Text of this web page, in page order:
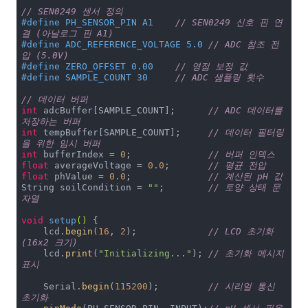
// SEN0249 센서 정의
#define PH_SENSOR_PIN A1
// SEN0249 신호 핀 연
결 (아날로그 핀 A1)
#define ADC_REFERENCE_VOLTAGE 5.0
// ADC 참조 전
압 (5.0V)
#define ZERO_OFFSET 0.00
// 영점 보정 값
#define SAMPLE_COUNT 30 // ADC 샘플링 횟수
// 데이터 버퍼
int adcBuffer[SAMPLE_COUNT];
// ADC 데이터를
저장하는 버퍼
int tempBuffer[SAMPLE_COUNT];
// 데이터 필터링
을 위한 임시 버퍼
int bufferIndex = 0 ;
// 버퍼 인덱스
float averageVoltage = 0.0 ;
// 평균 전압
float phValue = 0.0 ;
// 계산된 pH 값
String soilCondition =
"" ;
// 토양 상태 문
자열
void setup ()
{
    lcd.
begin ( 16 , 2 );
// LCD 초기화
(16x2 크기)
    lcd.
print ( "Initializing..." );
// 초기화 메시지
표시
    Serial.
begin ( 115200 );
// 시리얼 통신
초기화